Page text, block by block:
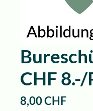
CHF 8.-/
8,00 CHFPreis